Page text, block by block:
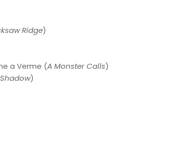
Ridge)
a Verme (A Monster Calls)
)